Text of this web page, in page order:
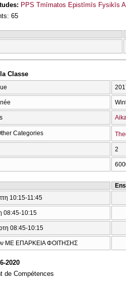
PPS Tmīmatos Epistīmīs Fysikīs
65
Classe
Categories
2
10:15-11:45
08:45-10:15
08:45-10:15
ΜΕ ΕΠΑΡΚΕΙΑ ΦΟΙΤΗΣΗΣ
2020
de Compétences